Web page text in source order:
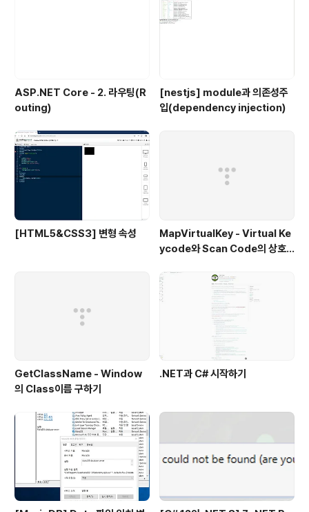
겠죠. 예제에서는 checkPermission으로 이 부분을 구
현하였으며 checkSelfPermission의 결과가 PER..
ASP.NET Core - 2. 라우팅(R
outing)
[nestjs] module과 의존성주
입(dependency injection)
[HTML5&CSS3] 변형 속성
MapVirtualKey - Virtual Ke
ycode와 Scan Code의 상호
GetClassName - Window
의 Class이름 구하기
.NET과 C# 시작하기